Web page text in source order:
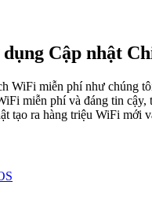
Cập nhật
WiFi miễn phí như chúng
miễn phí và đáng tin cậy,
tạo ra hàng triệu WiFi mới